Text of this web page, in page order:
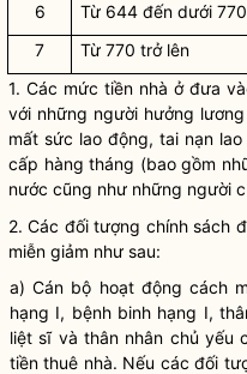
6
Từ 644 đến dưới
7
Từ 770 trở lên
1. Các mức tiền nhà ở đưa
với những người hưởng
mất sức lao động, tai nạn
cấp hàng tháng (bao gồm
nước cũng như những người
2. Các đối tượng chính sách
miễn giảm như sau:
a) Cán bộ hoạt động cách
hạng I, bệnh binh hạng I,
liệt sĩ và thân nhân chủ yếu
tiền thuê nhà. Nếu các đối